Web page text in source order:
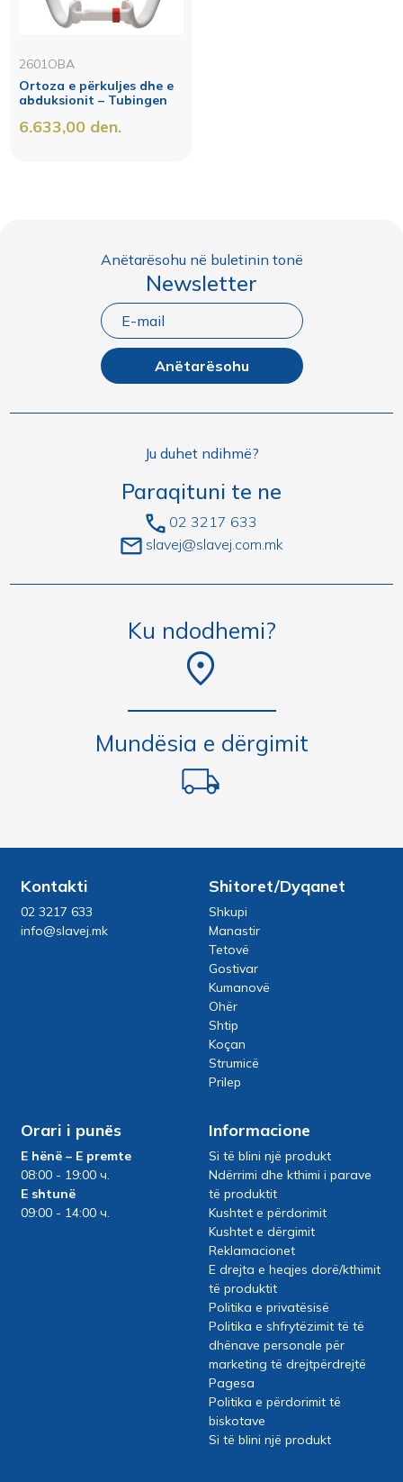
2601OBA
Ortoza e përkuljes dhe e
abduksionit – Tubingen
6.633,00 den.
Anëtarësohu në buletinin tonë
Newsletter
Anëtarësohu
Ju duhet ndihmë?
Paraqituni te ne
02 3217 633
slavej@slavej.com.mk
Ku ndodhemi?
Mundësia e dërgimit
Kontakti
02 3217 633
info@slavej.mk
Shitoret/Dyqanet
Shkupi
Manastir
Tetovë
Gostivar
Kumanovë
Ohër
Shtip
Koçan
Strumicë
Prilep
Orari i punës
E hënë – E premte
08:00 - 19:00 ч.
E shtunë
09:00 - 14:00 ч.
Informacione
Si të blini një produkt
Ndërrimi dhe kthimi i parave
të produktit
Kushtet e përdorimit
Kushtet e dërgimit
Reklamacionet
E drejta e heqjes dorë/kthimit
të produktit
Politika e privatësisë
Politika e shfrytëzimit të të
dhënave personale për
marketing të drejtpërdrejtë
Pagesa
Politika e përdorimit të
biskotave
Si të blini një produkt